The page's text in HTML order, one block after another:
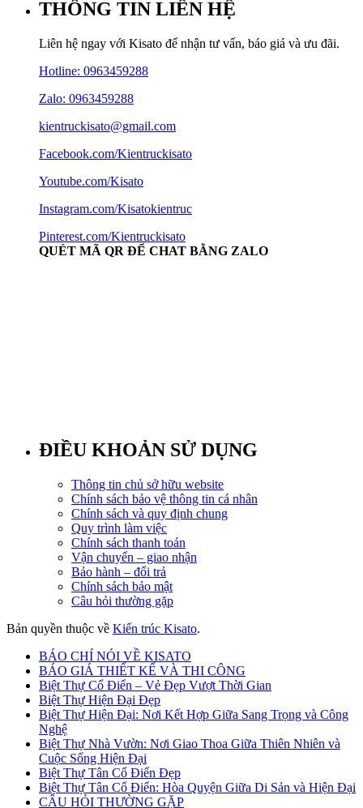
THÔNG TIN LIÊN HỆ
Liên hệ ngay với Kisato để nhận tư vấn, báo giá và ưu đãi.
Hotline: 0963459288
Zalo: 0963459288
kientruckisato@gmail.com
Facebook.com/Kientruckisato
Youtube.com/Kisato
Instagram.com/Kisatokientruc
Pinterest.com/Kientruckisato
QUÉT MÃ QR ĐỂ CHAT BẰNG ZALO
ĐIỀU KHOẢN SỬ DỤNG
Thông tin chủ sở hữu website
Chính sách bảo vệ thông tin cá nhân
Chính sách và quy định chung
Quy trình làm việc
Chính sách thanh toán
Vận chuyển – giao nhận
Bảo hành – đổi trả
Chính sách bảo mật
Câu hỏi thường gặp
Bản quyền thuộc về Kiến trúc Kisato.
BÁO CHÍ NÓI VỀ KISATO
BÁO GIÁ THIẾT KẾ VÀ THI CÔNG
Biệt Thự Cổ Điển – Vẻ Đẹp Vượt Thời Gian
Biệt Thự Hiện Đại Đẹp
Biệt Thự Hiện Đại: Nơi Kết Hợp Giữa Sang Trọng và Công
Nghệ
Biệt Thự Nhà Vườn: Nơi Giao Thoa Giữa Thiên Nhiên và
Cuộc Sống Hiện Đại
Biệt Thự Tân Cổ Điển Đẹp
Biệt Thự Tân Cổ Điển: Hòa Quyện Giữa Di Sản và Hiện Đại
CÂU HỎI THƯỜNG GẶP